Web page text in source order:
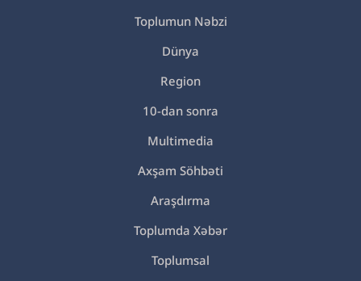
Toplumun Nəbzi
Dünya
Region
10-dan sonra
Multimedia
Axşam Söhbəti
Araşdırma
Toplumda Xəbər
Toplumsal